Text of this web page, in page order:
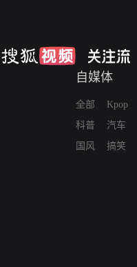
自媒体
全部
科普
国风
Kpop
汽车
搞笑